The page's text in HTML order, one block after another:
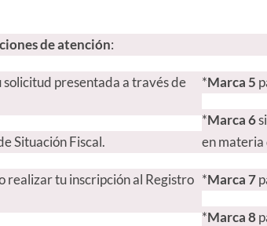
de atención:
solicitud presentada a través de
Situación Fiscal.
realizar tu inscripción al Registro
*Marca 5
*Marca 6
en
*Marca 7
*Marca 8